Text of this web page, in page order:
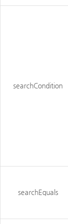
searchCondition
searchEquals